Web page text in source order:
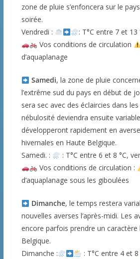
zone de pluie s’enfoncera sur le
soirée.
Vendredi :
: T°C entre 7 et 13
Vos conditions de circulation
d’aquaplanage
Samedi, la zone de pluie
l’extrême sud du pays en début de
sera sec avec des éclaircies dans
nébulosité deviendra ensuite
développeront rapidement en
hivernales en Haute Belgique.
Samedi. :
: T°C entre 6 et 8 °C,
Vos conditions de circulation :
d’aquaplanage sous les giboulées
Dimanche, le temps restera
nouvelles averses l’après-midi. Les
encore parfois prendre un caractère
Belgique.
Dimanche :
: T°C entre 4 et